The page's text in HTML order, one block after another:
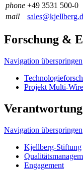
phone +49 3531 500-0
mail
Forschung &
Navigation überspringen
Projekt Multi-
Verantwortung
Navigation überspringen
Kjellberg-Stiftung
Engagement